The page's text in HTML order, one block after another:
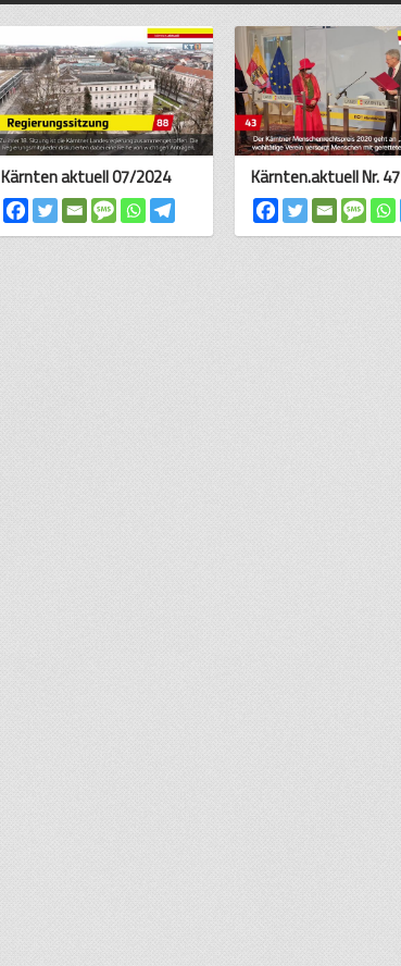
Kärnten aktuell 07/2024 Kärnten.aktuell Nr. 47